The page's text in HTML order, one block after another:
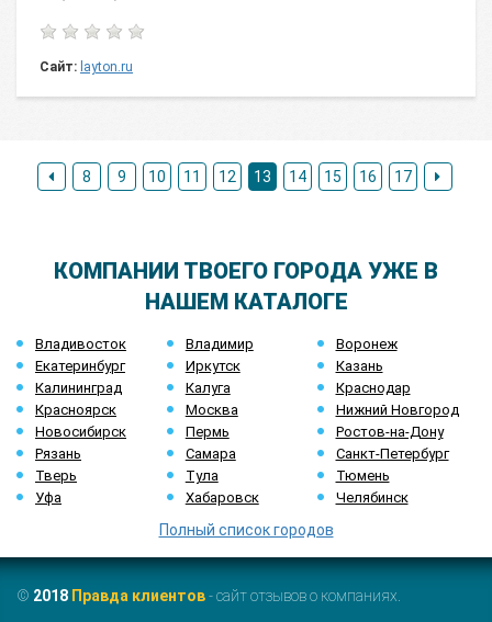
Сайт: layton.ru
8 9 10 11 12 13 14 15 16 17
КОМПАНИИ ТВОЕГО ГОРОДА УЖЕ В
НАШЕМ КАТАЛОГЕ
Владивосток Владимир
Воронеж
Екатеринбург
Иркутск
Казань
Калининград
Калуга
Краснодар
Красноярск
Москва
Нижний Новгород
Новосибирск
Пермь
Ростов-на-Дону
Рязань
Самара
Санкт-Петербург
Тверь
Тула
Тюмень
Уфа
Хабаровск Челябинск
Полный список городов
© 2018 Правда клиентов- сайт отзывов о компаниях.